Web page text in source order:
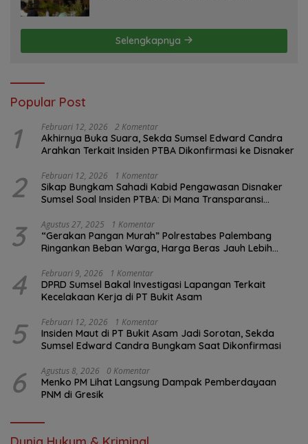
Selengkapnya
Popular Post
1 Februari 12, 2026 2 Komentar
Akhirnya Buka Suara, Sekda Sumsel Edward Candra
Arahkan Terkait Insiden PTBA Dikonfirmasi ke Disnaker
2 Februari 12, 2026 1 Komentar
Sikap Bungkam Sahadi Kabid Pengawasan Disnaker
Sumsel Soal Insiden PTBA: Di Mana Transparansi
3 Agustus 27, 2025 1 Komentar
“Gerakan Pangan Murah” Polrestabes Palembang
Ringankan Beban Warga, Harga Beras Jauh Lebih
4 Februari 9, 2026 1 Komentar
DPRD Sumsel Bakal Investigasi Lapangan Terkait
Kecelakaan Kerja di PT Bukit Asam
5 Februari 12, 2026 1 Komentar
Insiden Maut di PT Bukit Asam Jadi Sorotan, Sekda
Sumsel Edward Candra Bungkam Saat Dikonfirmasi
6 Agustus 8, 2026 0 Komentar
Menko PM Lihat Langsung Dampak Pemberdayaan
PNM di Gresik